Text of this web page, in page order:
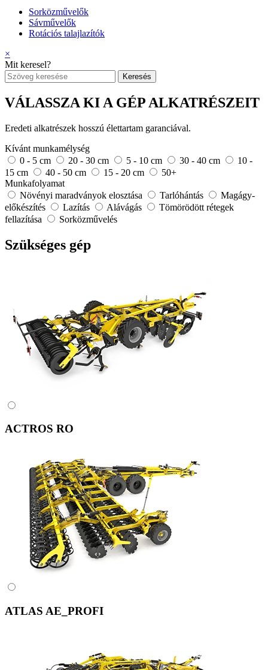
Sorközművelők
Sávművelők
Rotációs talajlazítók
×
Mit keresel?
VÁLASSZA KI A GÉP ALKATRÉSZEIT
Eredeti alkatrészek hosszú élettartam garanciával.
Kívánt munkamélység
0 - 5 cm
20 - 30 cm 5 - 10 cm 30 - 40 cm
10 -
15 cm
40 - 50 cm 15 - 20 cm
50+
Munkafolyamat
Növényi maradványok elosztása
Tarlóhántás
Magágy-
előkészítés
Lazítás Alávágás
Tömörödött rétegek
fellazítása
Sorközművelés
Szükséges gép
ACTROS RO
ATLAS AE_PROFI